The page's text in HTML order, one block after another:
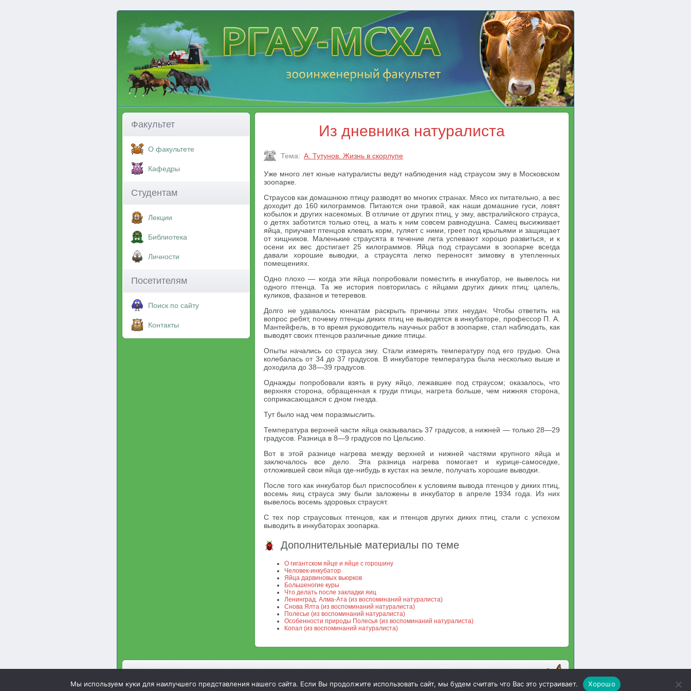
Факультет
О факультете
Кафедры
Студентам
Лекции
Библиотека
Личности
Посетителям
Поиск по сайту
Контакты
Из дневника натуралиста
Тема: А. Тутунов. Жизнь в скорлупе
Уже много лет юные натуралисты ведут наблюдения над страусом эму в Московском
зоопарке.
Страусов как домашнюю птицу разводят во многих странах. Мясо их питательно, а вес
доходит до 160 килограммов. Питаются они травой, как наши домашние гуси, ловят
кобылок и других насекомых. В отличие от других птиц, у эму, австралийского страуса,
о детях заботится только отец, а мать к ним совсем равнодушна. Самец высиживает
яйца, приучает птенцов клевать корм, гуляет с ними, греет под крыльями и защищает
от хищников. Маленькие страусята в течение лета успевают хорошо развиться, и к
осени их вес достигает 25 килограммов. Яйца под страусами в зоопарке всегда
давали хорошие выводки, а страусята легко переносят зимовку в утепленных
помещениях.
Одно плохо — когда эти яйца попробовали поместить в инкубатор, не вывелось ни
одного птенца. Та же история повторилась с яйцами других диких птиц: цапель,
куликов, фазанов и тетеревов.
Долго не удавалось юннатам раскрыть причины этих неудач. Чтобы ответить на
вопрос ребят, почему птенцы диких птиц не выводятся в инкубаторе, профессор П. А.
Мантейфель, в то время руководитель научных работ в зоопарке, стал наблюдать, как
выводят своих птенцов различные дикие птицы.
Опыты начались со страуса эму. Стали измерять температуру под его грудью. Она
колебалась от 34 до 37 градусов. В инкубаторе температура была несколько выше и
доходила до 38—39 градусов.
Однажды попробовали взять в руку яйцо, лежавшее под страусом; оказалось, что
верхняя сторона, обращенная к груди птицы, нагрета больше, чем нижняя сторона,
соприкасающаяся с дном гнезда.
Тут было над чем поразмыслить.
Температура верхней части яйца оказывалась 37 градусов, а нижней — только 28—29
градусов. Разница в 8—9 градусов по Цельсию.
Вот в этой разнице нагрева между верхней и нижней частями крупного яйца и
заключалось все дело. Эта разница нагрева помогает и курице-самоседке,
отложившей свои яйца где-нибудь в кустах на земле, получать хорошие выводки.
После того как инкубатор был приспособлен к условиям вывода птенцов у диких птиц,
восемь яиц страуса эму были заложены в инкубатор в апреле 1934 года. Из них
вывелось восемь здоровых страусят.
С тех пор страусовых птенцов, как и птенцов других диких птиц, стали с успехом
выводить в инкубаторах зоопарка.
Дополнительные материалы по теме
О гигантском яйце и яйце с горошину
Человек-инкубатор
Яйца дарвиновых вьюрков
Большеногие куры
Что делать после закладки яиц
Ленинград. Алма-Ата (из воспоминаний натуралиста)
Снова Ялта (из воспоминаний натуралиста)
Полесье (из воспоминаний натуралиста)
Особенности природы Полесья (из воспоминаний натуралиста)
Копал (из воспоминаний натуралиста)
Мы используем куки для наилучшего представления нашего сайта. Если Вы продолжите использовать сайт, мы будем считать что Вас это устраивает.
Хорошо